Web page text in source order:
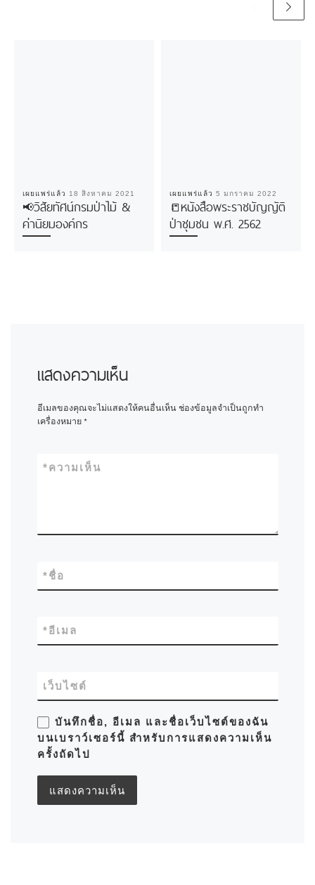
เผยแพร่แล้ว 18 สิงหาคม 2021
📢วิสัยทัศน์กรมป่าไม้ &
ค่านิยมองค์กร
เผยแพร่แล้ว 5 มกราคม 2022
📒หนังสือพระราชบัญญัติ
ป่าชุมชน พ.ศ. 2562
แสดงความเห็น
อีเมลของคุณจะไม่แสดงให้คนอื่นเห็น ช่องข้อมูลจำเป็นถูกทำ
เครื่องหมาย *
ความเห็น
*
ชื่อ
*
อีเมล
*
เว็บไซต์
บันทึกชื่อ, อีเมล และชื่อเว็บไซต์ของฉัน
บนเบราว์เซอร์นี้ สำหรับการแสดงความเห็น
ครั้งถัดไป